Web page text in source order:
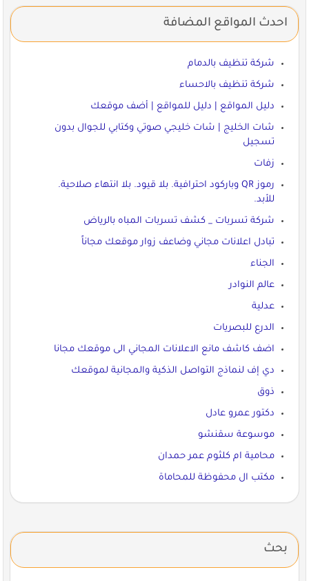
احدث المواقع المضافة
شركة تنظيف بالدمام
شركة تنظيف بالاحساء
دليل المواقع | دليل للمواقع | أضف موقعك
شات الخليج | شات خليجي صوتي وكتابي للجوال بدون
تسجيل
زفات
رموز QR وباركود احترافية. بلا قيود. بلا انتهاء صلاحية.
للأبد.
شركة تسربات _ كشف تسربات المباه بالرياض
تبادل اعلانات مجاني وضاعف زوار موقعك مجاناً
الجناء
عالم النوادر
عدلية
الدرع للبصريات
اضف كاشف مانع الاعلانات المجاني الى موقعك مجانا
دي إف لنماذج التواصل الذكية والمجانية لموقعك
ذوق
دكتور عمرو عادل
موسوعة سقنشو
محامية ام كلثوم عمر حمدان
مكتب ال محفوظة للمحاماة
بحث